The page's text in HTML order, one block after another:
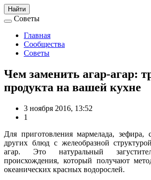
Советы
Главная
Сообщества
Советы
Чем заменить агар-агар:
продукта на вашей кухне
3 ноября 2016, 13:52
1
Для приготовления мармелада, зефира,
других блюд с желеобразной
агар. Это натуральный
происхождения, который получают
океанических красных водорослей.